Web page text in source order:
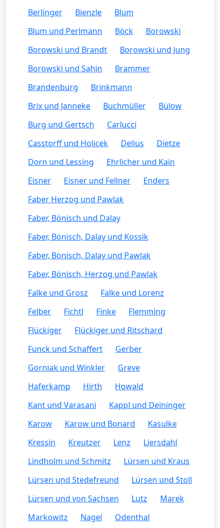
Berlinger
Bienzle
Blum
Blum und Perlmann
Böck
Borowski
Borowski und Brandt
Borowski und Jung
Borowski und Sahin
Brammer
Brandenburg
Brinkmann
Brix und Janneke
Buchmüller
Bülow
Burg und Gertsch
Carlucci
Casstorff und Holicek
Delius
Dietze
Dorn und Lessing
Ehrlicher und Kain
Eisner
Eisner und Fellner
Enders
Faber Herzog und Pawlak
Faber, Bönisch und Dalay
Faber, Bönisch, Dalay und Kossik
Faber, Bönisch, Dalay und Pawlak
Faber, Bönisch, Herzog und Pawlak
Falke und Grosz
Falke und Lorenz
Felber
Fichtl Finke
Flemming
Flückiger
Flückiger und Ritschard
Funck und Schaffert
Gerber
Gorniak und Winkler
Greve
Haferkamp
Hirth
Howald
Kant und Varasani
Kappl und Deininger
Karow
Karow und Bonard
Kasulke
Kressin
Kreutzer Lenz
Liersdahl
Lindholm und Schmitz
Lürsen und Kraus
Lürsen und Stedefreund
Lürsen und Stoll
Lürsen und von Sachsen
Lutz
Marek
Markowitz
Nagel
Odenthal